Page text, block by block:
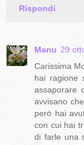
Rispondi
Manu 29
Carissima
hai ragione
assaporare
avvisano
però hai
con cui hai
di farle una